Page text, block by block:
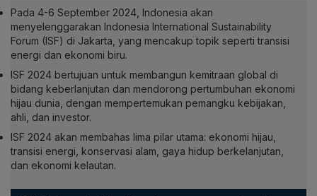
Pada 4-6 September 2024, Indonesia akan
menyelenggarakan Indonesia International Sustainability
Forum (ISF) di Jakarta, yang mencakup topik seperti transisi
energi dan ekonomi biru.
ISF 2024 bertujuan untuk membangun kemitraan global di
bidang keberlanjutan dan mendorong pertumbuhan ekonomi
hijau dunia, dengan mempertemukan pemangku kebijakan,
ahli, dan investor.
ISF 2024 akan membahas lima pilar utama: ekonomi hijau,
transisi energi, konservasi alam, gaya hidup berkelanjutan,
dan ekonomi kelautan.